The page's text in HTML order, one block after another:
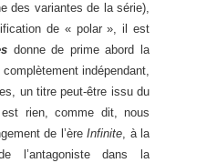
des variantes de la série),
de « polar », il est
donne de prime abord la
indépendant,
un titre peut-être issu du
rien, comme dit, nous
de l’ère Infinite, à la
l’antagoniste dans la